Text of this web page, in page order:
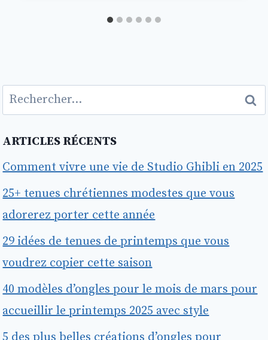
Rechercher :
ARTICLES RÉCENTS
Comment vivre une vie de Studio Ghibli en 2025
25+ tenues chrétiennes modestes que vous
adorerez porter cette année
29 idées de tenues de printemps que vous
voudrez copier cette saison
40 modèles d’ongles pour le mois de mars pour
accueillir le printemps 2025 avec style